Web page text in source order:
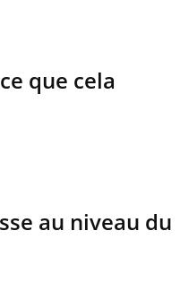
que cela
au niveau du
de défis, mais ...